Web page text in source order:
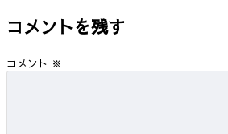
コメントを残す
コメント ※